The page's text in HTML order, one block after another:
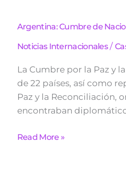
Argentina: Cumbre de
Noticias Internacionales/
La Cumbre por la Paz y
de 22 países, así como
Paz y la Reconciliación,
encontraban
Read More »